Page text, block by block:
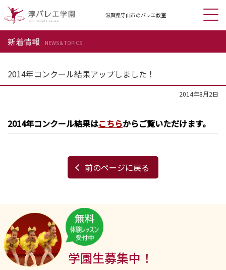
滋賀県守山市のバレエ教室
新着情報 NEWS & TOPICS
2014年コンクール結果アップしました！
2014年8月2日
2014年コンクール結果はこちらからご覧いただけます。
前のページに戻る
学園生募集中！